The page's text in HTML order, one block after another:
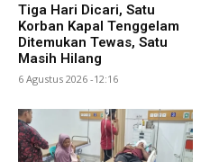
Tiga Hari Dicari, Satu
Korban Kapal Tenggelam
Ditemukan Tewas, Satu
Masih Hilang
6 Agustus 2026 -12:16